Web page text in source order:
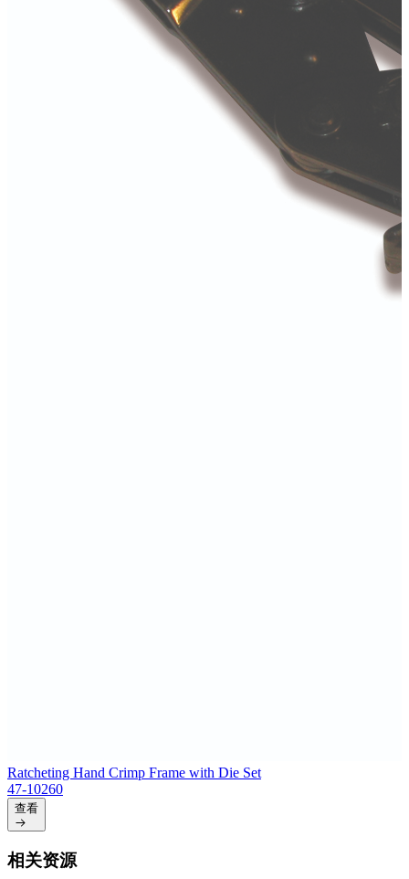
Ratcheting Hand Crimp Frame with Die Set
47-10260
查看
相关资源